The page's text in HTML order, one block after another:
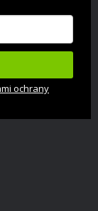
ochrany